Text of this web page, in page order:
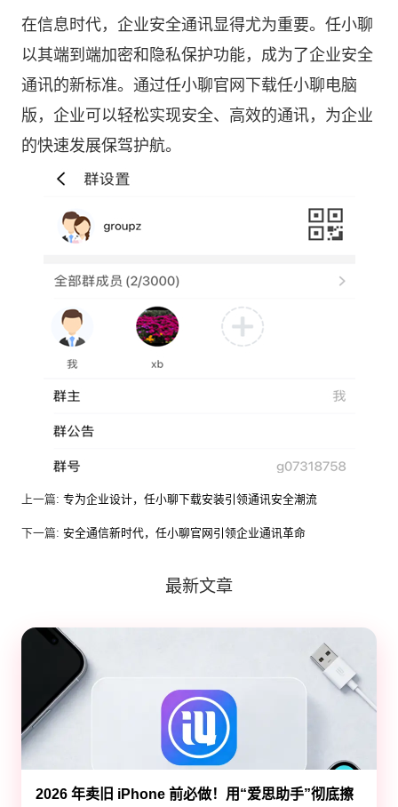
在信息时代，企业安全通讯显得尤为重要。任小聊
以其端到端加密和隐私保护功能，成为了企业安全
通讯的新标准。通过任小聊官网下载任小聊电脑
版，企业可以轻松实现安全、高效的通讯，为企业
的快速发展保驾护航。
上一篇: 专为企业设计，任小聊下载安装引领通讯安全潮流
下一篇: 安全通信新时代，任小聊官网引领企业通讯革命
最新文章
2026 年卖旧 iPhone 前必做！用“爱思助手”彻底擦